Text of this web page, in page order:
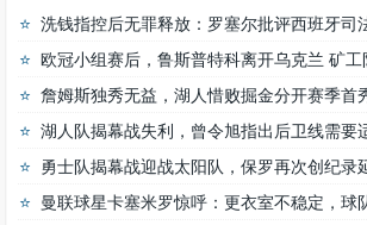
洗钱指控后无罪释放：罗塞尔批评西班牙司法
欧冠小组赛后，鲁斯普特科离开乌克兰 矿工队前往俄罗斯
詹姆斯独秀无益，湖人惜败掘金分开赛季首
湖人队揭幕战失利，曾令旭指出后卫线需要适
勇士队揭幕战迎战太阳队，保罗再次创纪录延续
曼联球星卡塞米罗惊呼：更衣室不稳定，球